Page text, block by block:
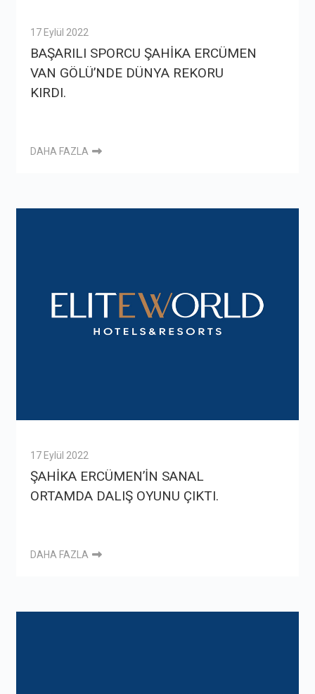
17 Eylül 2022
BAŞARILI SPORCU ŞAHİKA ERCÜMEN
VAN GÖLÜ’NDE DÜNYA REKORU
KIRDI.
DAHA FAZLA
17 Eylül 2022
ŞAHİKA ERCÜMEN’İN SANAL
ORTAMDA DALIŞ OYUNU ÇIKTI.
DAHA FAZLA